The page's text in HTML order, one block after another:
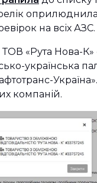
на всіх АЗС.
«Рута Нова-
українська
компаній.